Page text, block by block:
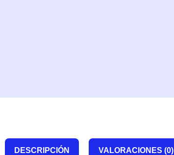
DESCRIPCIÓN VALORACIONES (0)